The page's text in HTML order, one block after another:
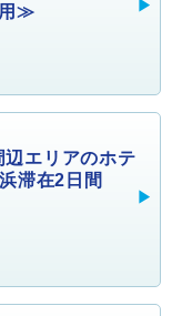
≫
エリアのホテ
滞在2日間